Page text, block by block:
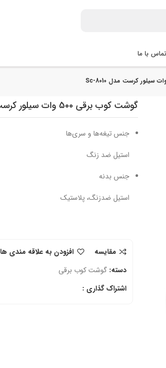
تماس با ما
گوشت کوب برقی 500 وات سیلور کرست مدل Sc-8010
جنس تیغه‌ها و سری‌ها
استیل ضد زنگ
جنس بدنه
استیل ضدزنگ، پلاستیک
مقایسه
افزودن به علاقه مندی ها
دسته: گوشت کوب برقی
اشتراک گذاری :